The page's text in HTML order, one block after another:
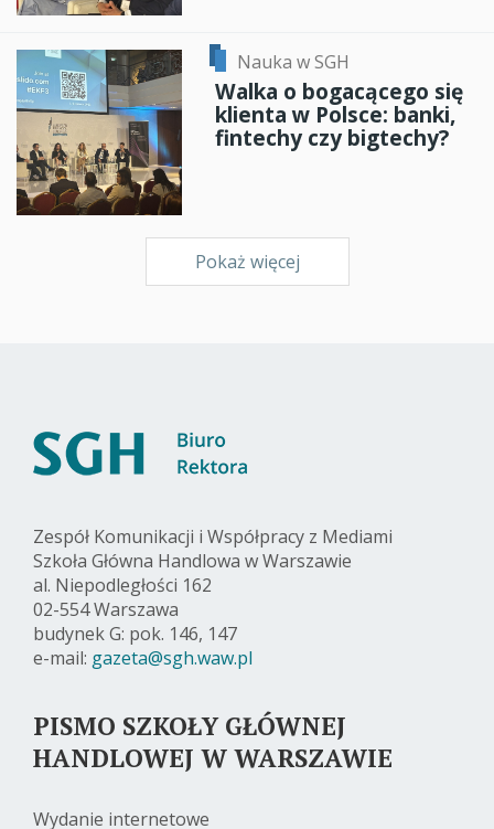
Nauka w SGH
Walka o bogacącego się
klienta w Polsce: banki,
fintechy czy bigtechy?
Pokaż więcej
Zespół Komunikacji i Współpracy z Mediami
Szkoła Główna Handlowa w Warszawie
al. Niepodległości 162
02-554 Warszawa
budynek G: pok. 146, 147
e-mail: gazeta@sgh.waw.pl
PISMO SZKOŁY GŁÓWNEJ
HANDLOWEJ W WARSZAWIE
Wydanie internetowe